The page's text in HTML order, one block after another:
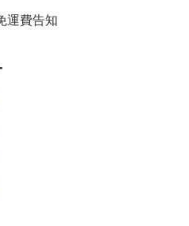
從大腿處開始收縮變瘦。哈倫褲